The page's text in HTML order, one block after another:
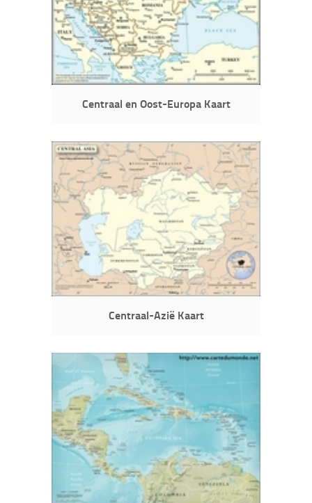
Centraal en Oost-Europa Kaart
Centraal-Azië Kaart